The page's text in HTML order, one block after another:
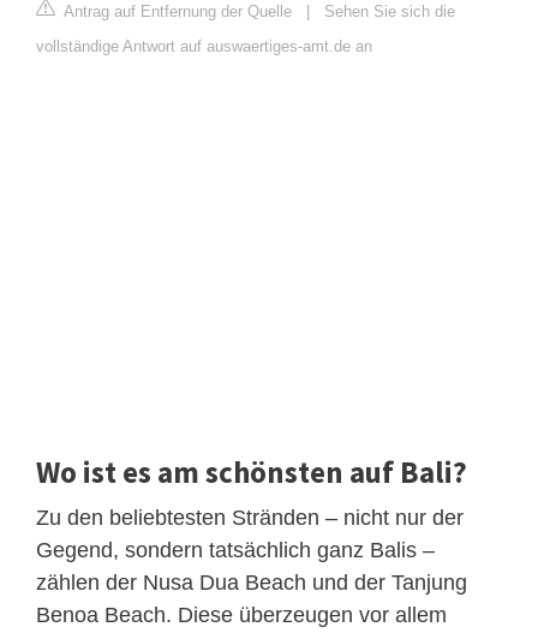
Antrag auf Entfernung der Quelle | Sehen Sie sich die
vollständige Antwort auf auswaertiges-amt.de an
Wo ist es am schönsten auf Bali?
Zu den beliebtesten Stränden – nicht nur der
Gegend, sondern tatsächlich ganz Balis –
zählen der Nusa Dua Beach und der Tanjung
Benoa Beach. Diese überzeugen vor allem